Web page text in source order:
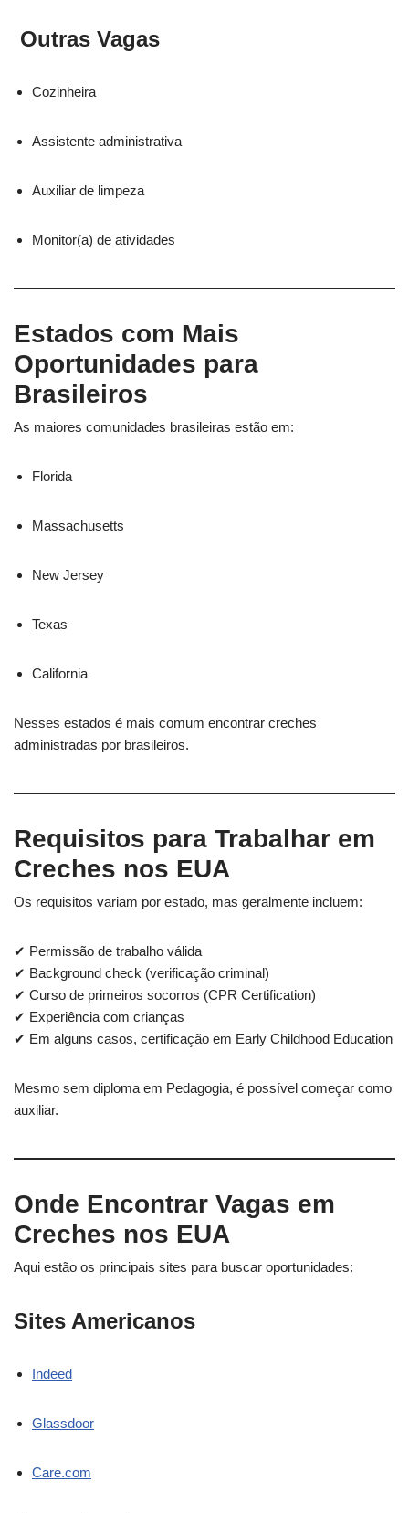
Outras Vagas
Cozinheira
Assistente administrativa
Auxiliar de limpeza
Monitor(a) de atividades
Estados com Mais
Oportunidades para
Brasileiros
As maiores comunidades brasileiras estão em:
Florida
Massachusetts
New Jersey
Texas
California
Nesses estados é mais comum encontrar creches
administradas por brasileiros.
Requisitos para Trabalhar em
Creches nos EUA
Os requisitos variam por estado, mas geralmente incluem:
✔ Permissão de trabalho válida
✔ Background check (verificação criminal)
✔ Curso de primeiros socorros (CPR Certification)
✔ Experiência com crianças
✔ Em alguns casos, certificação em Early Childhood Education
Mesmo sem diploma em Pedagogia, é possível começar como
auxiliar.
Onde Encontrar Vagas em
Creches nos EUA
Aqui estão os principais sites para buscar oportunidades:
Sites Americanos
Indeed
Glassdoor
Care.com